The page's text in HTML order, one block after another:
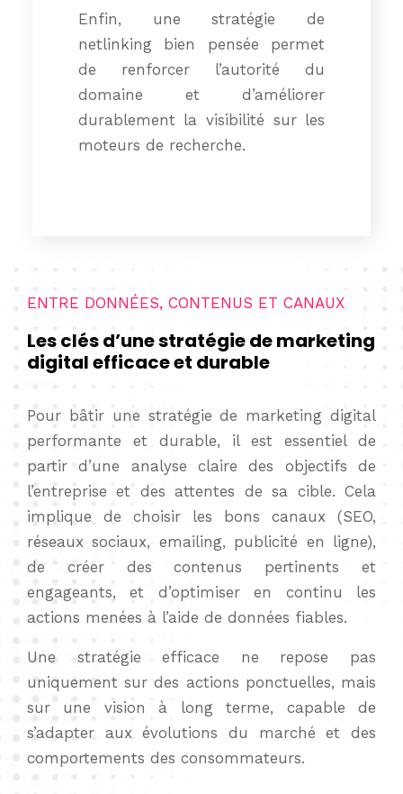
Enfin, une stratégie de
netlinking bien pensée permet
de renforcer l’autorité du
domaine et d’améliorer
durablement la visibilité sur les
moteurs de recherche.
ENTRE DONNÉES, CONTENUS ET CANAUX
Les clés d’une stratégie de marketing
digital efficace et durable
Pour bâtir une stratégie de marketing digital
performante et durable, il est essentiel de
partir d’une analyse claire des objectifs de
l’entreprise et des attentes de sa cible. Cela
implique de choisir les bons canaux (SEO,
réseaux sociaux, emailing, publicité en ligne),
de créer des contenus pertinents et
engageants, et d’optimiser en continu les
actions menées à l’aide de données fiables.
Une stratégie efficace ne repose pas
uniquement sur des actions ponctuelles, mais
sur une vision à long terme, capable de
s’adapter aux évolutions du marché et des
comportements des consommateurs.